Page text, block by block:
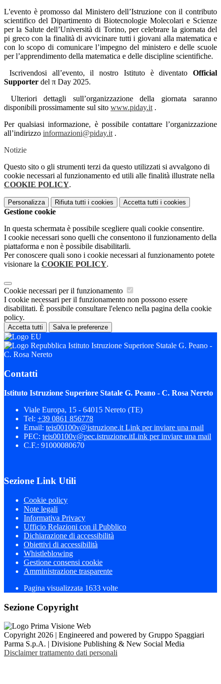
L'evento è promosso dal Ministero dell’Istruzione con il contributo
scientifico del Dipartimento di Biotecnologie Molecolari e Scienze
per la Salute dell’Università di Torino, per celebrare la giornata del
pi greco con la finalità di avvicinare tutti i giovani alla matematica e
con lo scopo di comunicare l’impegno del ministero e delle scuole
per l’apprendimento della matematica e delle discipline scientifiche.
Iscrivendosi all’evento, il nostro Istituto è diventato Official
Supporter del π Day 2025.
Ulteriori dettagli sull’organizzazione della giornata saranno
disponibili prossimamente sul sito www.piday.it .
Per qualsiasi informazione, è possibile contattare l’organizzazione
all’indirizzo informazioni@piday.it .
Notizie
Questo sito o gli strumenti terzi da questo utilizzati si avvalgono di
cookie necessari al funzionamento ed utili alle finalità illustrate nella
COOKIE POLICY.
Personalizza Rifiuta tutti i cookies Accetta tutti i cookies
Gestione cookie
In questa schermata è possibile scegliere quali cookie consentire.
I cookie necessari sono quelli che consentono il funzionamento della
piattaforma e non è possibile disabilitarli.
Per conoscere quali sono i cookie necessari al funzionamento potete
visionare la COOKIE POLICY.
Cookie necessari per il funzionamento
I cookie necessari per il funzionamento non possono essere
disabilitati. È possibile consultare l'elenco nella pagina della cookie
policy.
Accetta tutti Salva le preferenze
Istituto Istruzione Superiore Statale G. Peano -
C. Rosa Nereto
Contatti
Istituto Istruzione Superiore Statale G. Peano - C. Rosa Nereto
Viale Europa, 15 - 64015 Nereto (TE)
Tel: +39 0861 856778
Email: teis00100v@istruzione.it Link per inviare una mail
PEC: teis00100v@pec.istruzione.itLink per inviare una mail
C.F.: 91000080670
Sezione Link Utili
Cookie policy
Note legali
Informativa Privacy
Ufficio Relazioni con il Pubblico
Dichiarazione di accessibilità
Obiettivi di accessibilità
Whistleblowing
Gestione consensi cookie
Amministrazione trasparente
Pagina visualizzata 1633 volte
Sezione Copyright
Copyright 2026 | Engineered and powered by Gruppo Spaggiari
Parma S.p.A. | Divisione Publishing & New Social Media
Disclaimer trattamento dati personali